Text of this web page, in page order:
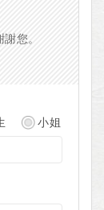
您。
小姐